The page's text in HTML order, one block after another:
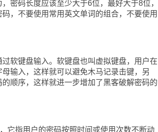
密码长度应该至少大于6位，最好大于8位，
，不要使用常用英文单词的组合，不要使用
键盘输入。软键盘也叫虚拟键盘，用户在
输入，这样就可以避免木马记录击键，另
顺序，这样就进一步增加了黑客破解密码的
它指用户的密码按照时间或使用次数不断动